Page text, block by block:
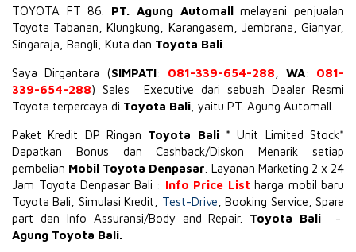
TOYOTA FT 86 PT. Agung Automallmelayani penjualan
Toyota Tabanan, Klungkung, Karangasem, Jembrana, Gianyar,
Singaraja, Bangli, Kuta dan Toyota Bali
Saya Dirgantara (SIMPATI: 081-339-654-288 WA: 081-
339-654-288) Sales Executive dari sebuah Dealer Resmi
Toyota terpercaya di Toyota Bali , yaitu PT. Agung Automall.
Paket Kredit DP Ringan Toyota Bali * Unit Limited Stock*
Dapatkan Bonus dan Cashback/Diskon Menarik setiap
pembelian Mobil Toyota Denpasar . Layanan Marketing 2 x 24
Jam Toyota Denpasar Bali : Info Price List harga mobil baru
Toyota Bali, Simulasi Kredit, Test-Drive , Booking Service, Spare
part dan Info Assuransi/Body and Repair. Toyota Bali -
Agung Toyota Bali.